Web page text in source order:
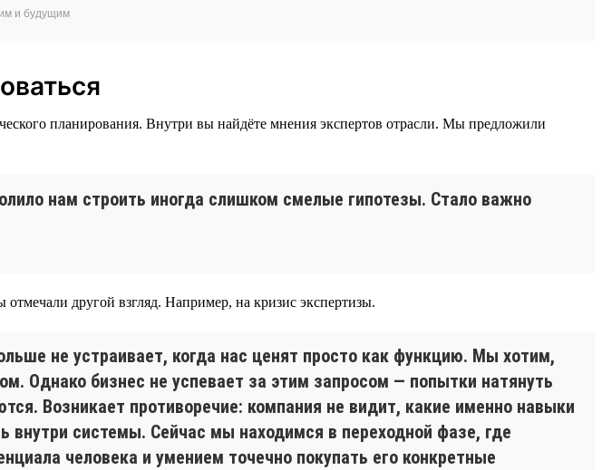
и будущим
планирования. Внутри вы найдёте мнения экспертов отрасли. Мы предложили
нам строить иногда слишком смелые гипотезы. Стало важно
другой взгляд. Например, на кризис экспертизы.
не устраивает, когда нас ценят просто как функцию. Мы хотим,
Однако бизнес не успевает за этим запросом — попытки натянуть
Возникает противоречие: компания не видит, какие именно навыки
системы. Сейчас мы находимся в переходной фазе, где
человека и умением точечно покупать его конкретные